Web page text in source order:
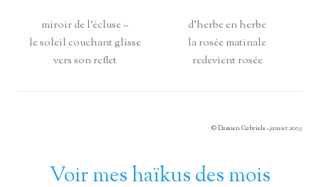
miroir de l’écluse –
le soleil couchant glisse
vers son reflet
d’herbe en herbe
la rosée matinale
redevient rosée
© Damien Gabriels –janvier 2003
Voir mes haïkus des mois